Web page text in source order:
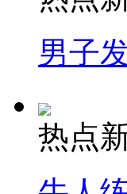
男子
热点